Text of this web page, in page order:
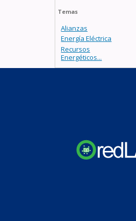
Temas
Alianzas
Energía Eléctrica
Recursos
Energéticos...